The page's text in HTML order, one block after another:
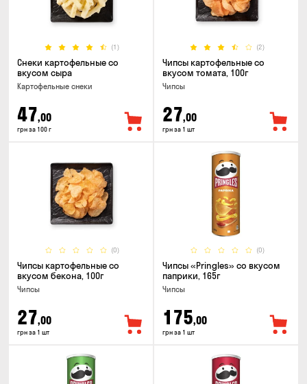
(1)
Снеки картофельные со
вкусом сыра
Картофельные снеки
47,00
грн за 100 г
(2)
Чипсы картофельные со
вкусом томата, 100г
Чипсы
27,00
грн за 1 шт
(0)
Чипсы картофельные со
вкусом бекона, 100г
Чипсы
27,00
грн за 1 шт
(0)
Чипсы «Pringles» со вкусом
паприки, 165г
Чипсы
175,00
грн за 1 шт